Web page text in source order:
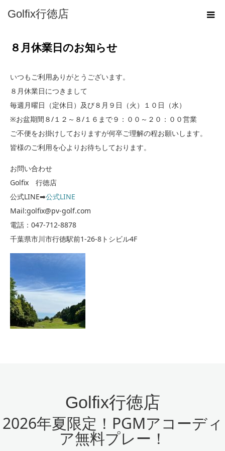
Golfix行徳店
お知らせ
８月休業日のお知らせ
いつもご利用ありがとうございます。
８月休業日につきまして
毎週月曜日（定休日）及び８月９日（火）１０日（水）
※お盆期間８/１２～８/１６まで９：００～２０：００営業
ご不便をお掛けしておりますが何卒ご理解の程お願いします。
皆様のご利用を心よりお待ちしております。
お問い合わせ
Golfix 行徳店
公式LINE➡公式LINE
Mail:golfix@pv-golf.com
電話：047-712-8878
千葉県市川市行徳駅前1-26-8トシビル4F
Golfix行徳店
2026年夏限定！PGMアコーディ
ア無料プレー！